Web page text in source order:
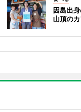
因島出
山頂の